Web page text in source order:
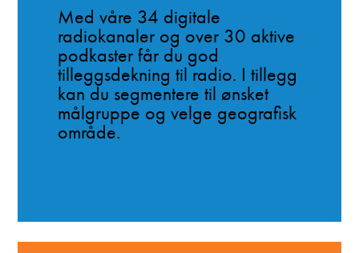
Med våre 34 digitale
radiokanaler og over 30 aktive
podkaster får du god
tilleggsdekning til radio. I tillegg
kan du segmentere til ønsket
målgruppe og velge geografisk
område.